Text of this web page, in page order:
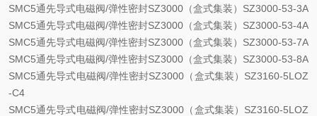
SMC5通先导式电磁阀/弹性密封SZ3000（盒式集装）SZ3000-53-3A
SMC5通先导式电磁阀/弹性密封SZ3000（盒式集装）SZ3000-53-4A
SMC5通先导式电磁阀/弹性密封SZ3000（盒式集装）SZ3000-53-7A
SMC5通先导式电磁阀/弹性密封SZ3000（盒式集装）SZ3000-53-8A
SMC5通先导式电磁阀/弹性密封SZ3000（盒式集装）SZ3160-5LOZ
-C4
SMC5通先导式电磁阀/弹性密封SZ3000（盒式集装）SZ3160-5LOZ